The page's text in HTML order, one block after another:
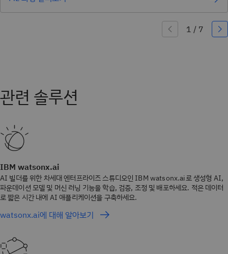
IBM watsonx.ai
AI 빌더를 위한 차세대 엔터프라이즈 스튜디오인 IBM watsonx.ai로 생성형 AI,
파운데이션 모델 및 머신 러닝 기능을 학습, 검증, 조정 및 배포하세요. 적은 데이터
로 짧은 시간 내에 AI 애플리케이션을 구축하세요.
watsonx.ai에 대해 알아보기